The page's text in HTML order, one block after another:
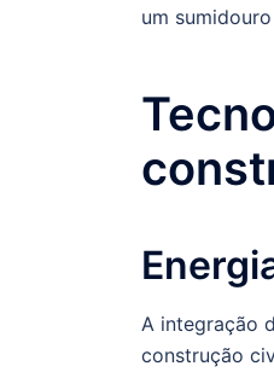
um
A integração
construção